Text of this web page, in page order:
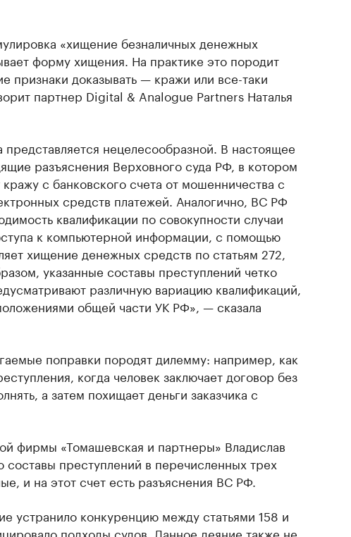
«хищение безналичных денежных
форму хищения. На практике это породит
признаки доказывать — кражи или все-таки
партнер Digital & Analogue Partners Наталья
представляется нецелесообразной. В настоящее
разъяснения Верховного суда РФ, в котором
кражу с банковского счета от мошенничества с
средств платежей. Аналогично, ВС РФ
квалификации по совокупности случаи
к компьютерной информации, с помощью
хищение денежных средств по статьям 272,
указанные составы преступлений четко
различную вариацию квалификаций,
общей части УК РФ», — сказала
поправки породят дилемму: например, как
когда человек заключает договор без
а затем похищает деньги заказчика с
фирмы «Томашевская и партнеры» Владислав
составы преступлений в перечисленных трех
и на этот счет есть разъяснения ВС РФ.
устранило конкуренцию между статьями 158 и
подходы судов. Данное деяние также не